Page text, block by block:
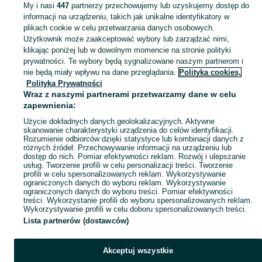
KATEGORIA
Skorzystaj z największego serwisu ogłoszeniowego - Radom i okolice! - kupuj lub sprzedawaj jeszcze wygodniej w kategorii Produkty rękodzielnicze! Zobacz
Mapa kategorii
Mapa miejscowości
Mapa ministron
Popularne wyszukiwania
My i nasi 447partnerzy przechowujemy lub uzyskujemy dostęp do
informacji na urządzeniu, takich jak unikalne identyfikatory w
plikach cookie w celu przetwarzania danych osobowych.
Użytkownik może zaakceptować wybory lub zarządzać nimi,
klikając poniżej lub w dowolnym momencie na stronie polityki
prywatności. Te wybory będą sygnalizowane naszym partnerom i
nie będą miały wpływu na dane przeglądania. Polityka cookies,
Polityka Prywatności
Wraz z naszymi partnerami przetwarzamy dane w celu
zapewnienia:
Użycie dokładnych danych geolokalizacyjnych. Aktywne
skanowanie charakterystyki urządzenia do celów identyfikacji.
Rozumienie odbiorców dzięki statystyce lub kombinacji danych z
różnych źródeł. Przechowywanie informacji na urządzeniu lub
dostęp do nich. Pomiar efektywności reklam. Rozwój i ulepszanie
usług. Tworzenie profili w celu personalizacji treści. Tworzenie
profili w celu spersonalizowanych reklam. Wykorzystywanie
ograniczonych danych do wyboru reklam. Wykorzystywanie
ograniczonych danych do wyboru treści. Pomiar efektywności
treści. Wykorzystanie profili do wyboru spersonalizowanych reklam.
Wykorzystywanie profili w celu doboru spersonalizowanych treści.
Lista partnerów (dostawców)
Akceptuj wszystkie